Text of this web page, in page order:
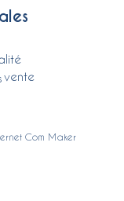
vente
Com Maker